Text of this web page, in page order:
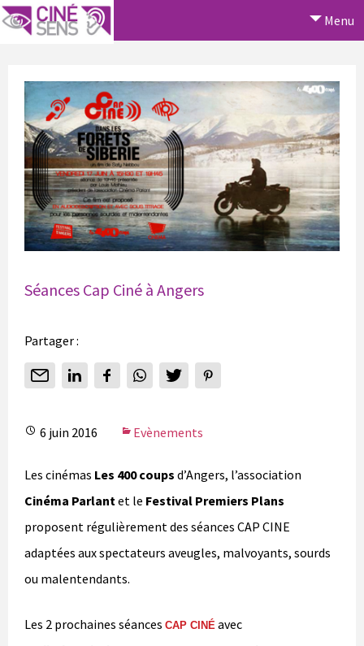
Menu
Séances Cap Ciné à Angers
Partager :
6 juin 2016 Evènements
Les cinémas Les 400 coups d’Angers, l’association
Cinéma Parlant et le Festival Premiers Plans
proposent régulièrement des séances CAP CINE
adaptées aux spectateurs aveugles, malvoyants, sourds
ou malentendants.
Les 2 prochaines séances CAP CINÉ avec